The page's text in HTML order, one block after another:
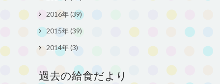
2016年 (39)
2015年 (39)
2014年 (3)
過去の給食だより